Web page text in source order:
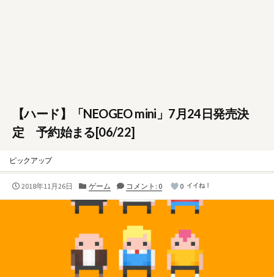
【ハード】「NEOGEO mini」7月24日発売決
定 予約始まる[06/22]
ピックアップ
公
2018年11月26日
カ
ゴ
ー
ゲーム コメント: 0 0 イイね！